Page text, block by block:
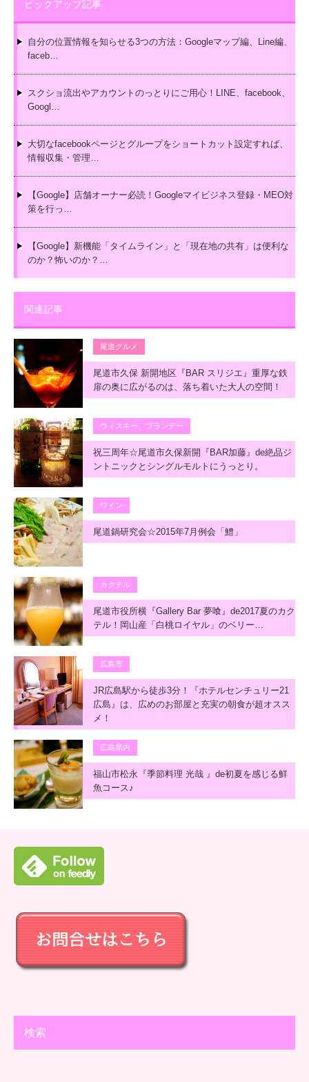
ピックアップ記事
自分の位置情報を知らせる3つの方法：Googleマップ編、Line編、
faceb…
スクショ流出やアカウントのっとりにご用心！LINE、facebook、
Googl…
大切なfacebookページとグループをショートカット設定すれば、
情報収集・管理…
【Google】店舗オーナー必読！Googleマイビジネス登録・MEO対
策を行っ…
【Google】新機能「タイムライン」と「現在地の共有」は便利な
のか？怖いのか？…
関連記事
尾道グルメ
尾道市久保 新開地区『BAR スリジエ』重厚な鉄
扉の奥に広がるのは、落ち着いた大人の空間！
ウィスキー、ブランデー
祝三周年☆尾道市久保新開『BAR加藤』de絶品ジ
ントニックとシングルモルトにうっとり。
ワイン
尾道鍋研究会☆2015年7月例会「鱧」
カクテル
尾道市役所横『Gallery Bar 夢喰』de2017夏のカク
テル！岡山産「白桃ロイヤル」のベリー…
広島市
JR広島駅から徒歩3分！『ホテルセンチュリー21
広島』は、広めのお部屋と充実の朝食が超オスス
メ！
広島県内
福山市松永『季節料理 光哉 』de初夏を感じる鮮
魚コース♪
検索